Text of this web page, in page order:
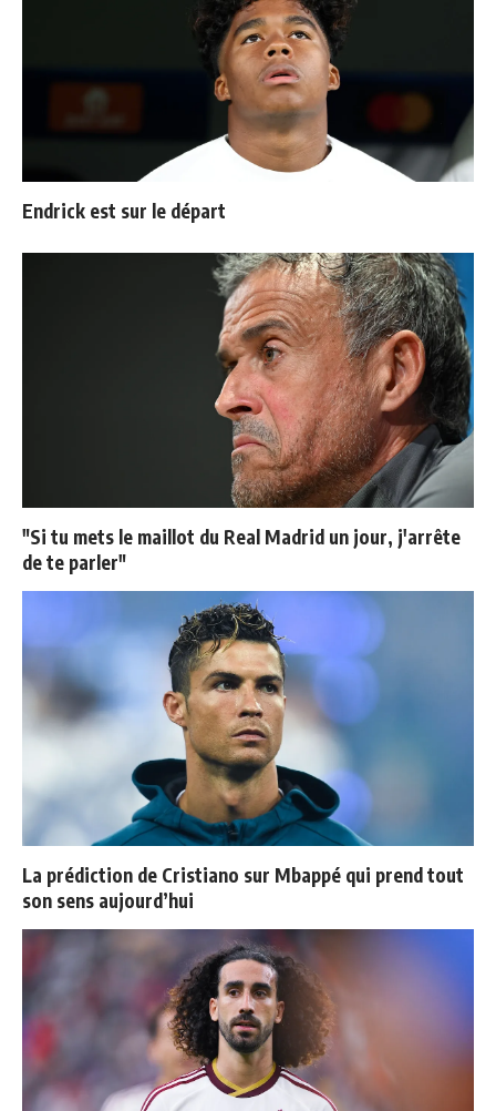
Endrick est sur le départ
"Si tu mets le maillot du Real Madrid un jour, j'arrête
de te parler"
La prédiction de Cristiano sur Mbappé qui prend tout
son sens aujourd’hui